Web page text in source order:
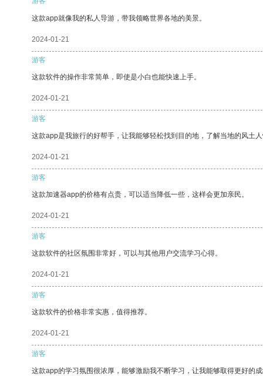
这款app就像我的私人导游，带我领略世界各地的美景。
2024-01-21
游客
这款软件的操作非常简单，即使是小白也能快速上手。
2024-01-21
游客
这款app是我旅行的好帮手，让我能够轻松找到目的地，了解当地的风土
2024-01-21
游客
这款加速器app的价格有点贵，可以适当降低一些，这样会更加亲民。
2024-01-21
游客
这款软件的社区氛围非常好，可以与其他用户交流学习心得。
2024-01-21
游客
这款软件的价格非常实惠，值得推荐。
2024-01-21
游客
这款app的学习氛围很浓厚，能够激励我不断学习，让我能够取得更好的